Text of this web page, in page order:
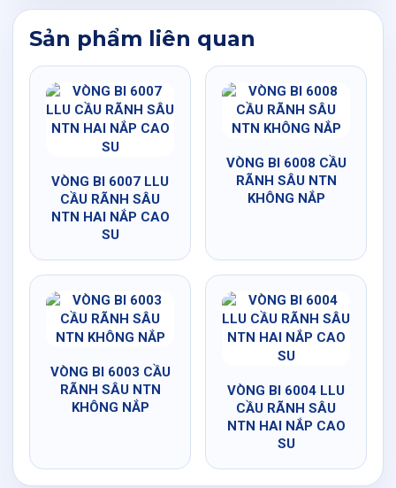
Sản phẩm liên quan
VÒNG BI 6007 LLU
CẦU RÃNH SÂU
NTN HAI NẮP CAO
SU
VÒNG BI 6008 CẦU
RÃNH SÂU NTN
KHÔNG NẮP
VÒNG BI 6003 CẦU
RÃNH SÂU NTN
KHÔNG NẮP
VÒNG BI 6004 LLU
CẦU RÃNH SÂU
NTN HAI NẮP CAO
SU